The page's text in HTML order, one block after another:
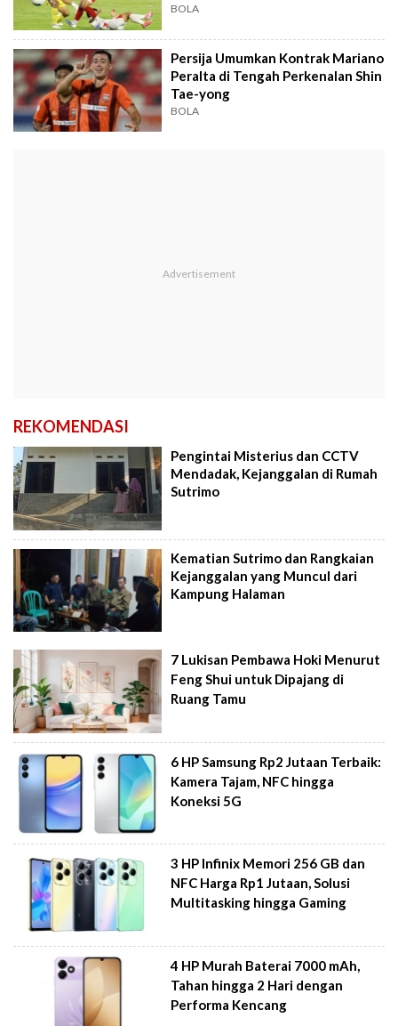
19
BOLA
Persija Umumkan Kontrak Mariano
Peralta di Tengah Perkenalan Shin
Tae-yong
BOLA
REKOMENDASI
Pengintai Misterius dan CCTV
Mendadak, Kejanggalan di Rumah
Sutrimo
Kematian Sutrimo dan Rangkaian
Kejanggalan yang Muncul dari
Kampung Halaman
7 Lukisan Pembawa Hoki Menurut
Feng Shui untuk Dipajang di
Ruang Tamu
6 HP Samsung Rp2 Jutaan Terbaik:
Kamera Tajam, NFC hingga
Koneksi 5G
3 HP Infinix Memori 256 GB dan
NFC Harga Rp1 Jutaan, Solusi
Multitasking hingga Gaming
4 HP Murah Baterai 7000 mAh,
Tahan hingga 2 Hari dengan
Performa Kencang